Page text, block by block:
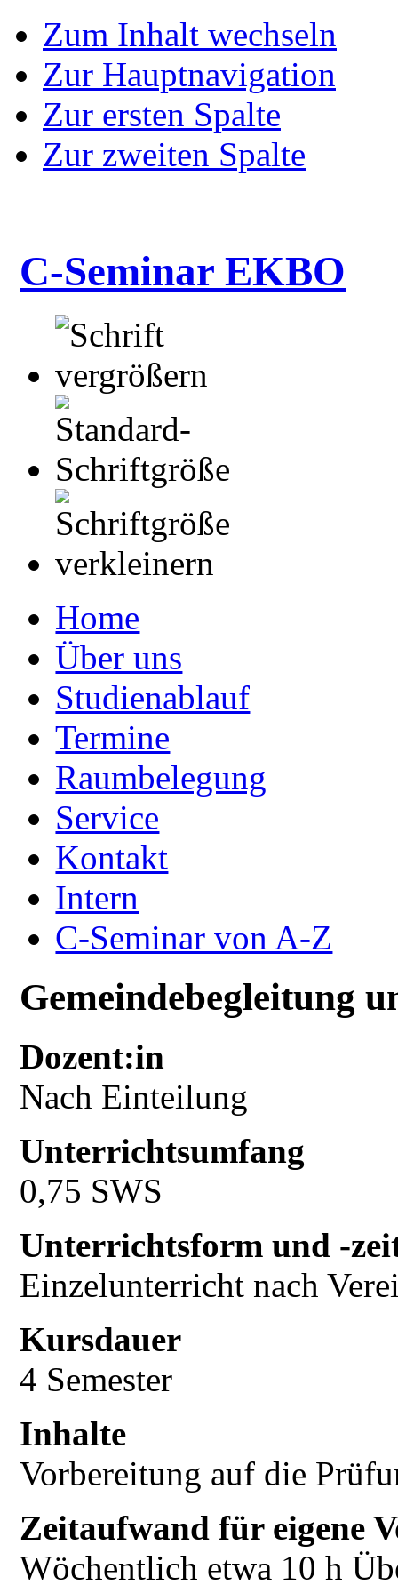
Zum Inhalt wechseln
Zur Hauptnavigation
Zur ersten Spalte
Zur zweiten Spalte
C-Seminar EKBO
Home
Über uns
Studienablauf
Termine
Raumbelegung
Service
Kontakt
Intern
C-Seminar von A-Z
Gemeindebegleitung
Dozent:in
Nach Einteilung
Unterrichtsumfang
0,75 SWS
Unterrichtsform und -
Einzelunterricht nach
Kursdauer
4 Semester
Inhalte
Vorbereitung auf die
Zeitaufwand für eigene
Wöchentlich etwa 10 h